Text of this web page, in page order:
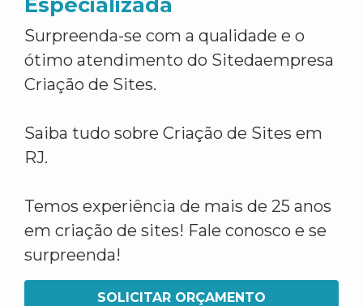
Surpreenda-se com a qualidade e o
ótimo atendimento do Sitedaempresa
Criação de Sites.
Saiba tudo sobre Criação de Sites em
RJ.
Temos experiência de mais de 25 anos
em criação de sites! Fale conosco e se
surpreenda!
SOLICITAR ORÇAMENTO